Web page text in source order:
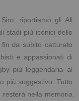
riportiamo gli All
stadi più iconici dello
da subito catturato
e appassionati di
più leggendaria al
più suggestivo. Tutto
nella memoria